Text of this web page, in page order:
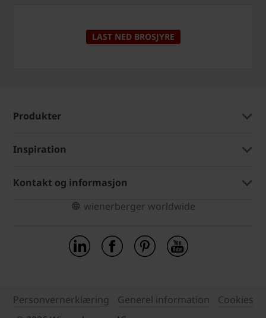
LAST NED BROSJYRE
Produkter
Inspiration
Kontakt og informasjon
wienerberger worldwide
Personvernerklæring Generel information
Cookies